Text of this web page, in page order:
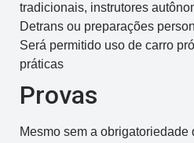
tradicionais, instrutores
Detrans ou preparações
Será permitido uso de carro
práticas
Provas
Mesmo sem a obrigatoriedade